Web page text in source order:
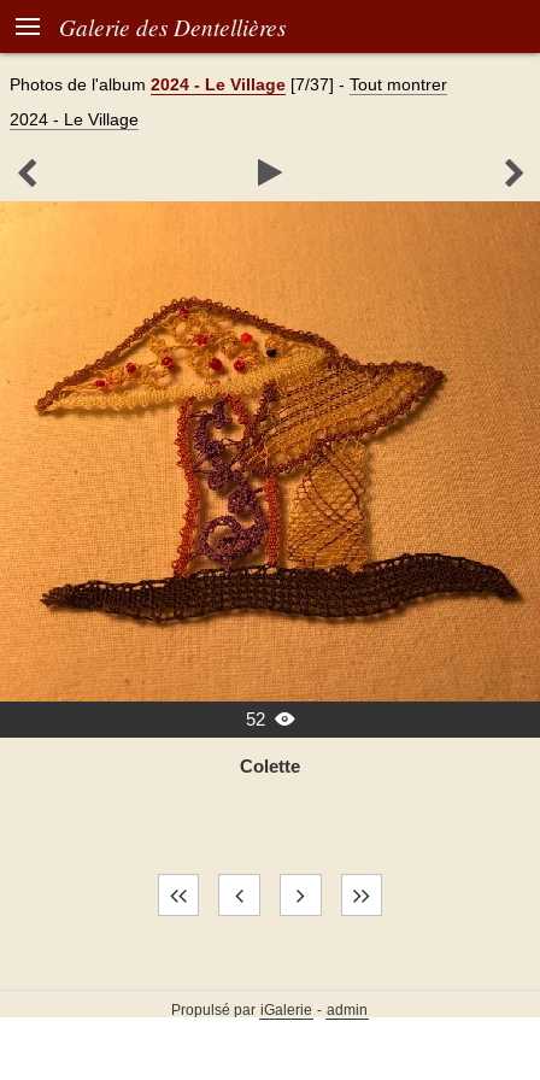
 Galerie des Dentellières
Photos de l'album 2024 - Le Village [7/37] - Tout montrer
2024 - Le Village
  
52 
Colette
Propulsé par iGalerie - admin